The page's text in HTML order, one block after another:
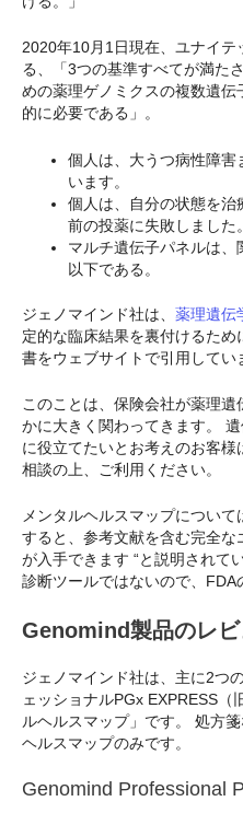
2020年10月1日現在、ユナイ
る、「3つの基準すべてが満た
めの薬理ゲノミクスの複数遺
的に必要である」。
個人は、大うつ病性障害
います。
個人は、自分の状態を治
前の投薬に失敗しました
マルチ遺伝子パネルは
以下である。
ジェノマインド社は、 薬理遺伝
定的な臨床結果を裏付けるた
書をウェブサイトで引用してい
このことは、保険会社が薬理
かに大きく関わってきます。
に役立てたいとお考えのお客
相談の上、ご利用ください。
メンタルヘルスマップについて
すると、参考文献を含む完全
が入手できます “と説明されて
診断ツールではないので、FDA
Genomind製品のレビ
ジェノマインド社は、主に2つ
ェッショナルPGx EXPRESS（
ルヘルスマップ」です。 処方
ヘルスマップのみです。
Genomind Professional